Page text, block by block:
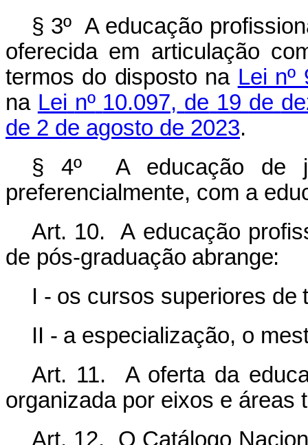
§ 3º A educação
oferecida em articulação
termos do disposto na Lei nº
na Lei nº 10.097, de 19 de
de 2 de agosto de 2023.
§ 4º A educação de
preferencialmente, com a
Art. 10. A educação
de pós-graduação abrange:
I - os cursos superiores de
II - a especialização, o
Art. 11. A oferta da
organizada por eixos e áreas
Art. 12. O Catálogo